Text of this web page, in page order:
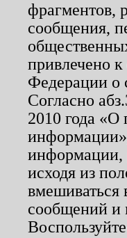
фрагментов,
сообщения,
привлечено к
Федерации о
Согласно
2010 года «О
информации,
исходя из
вмешиваться
сообщений и